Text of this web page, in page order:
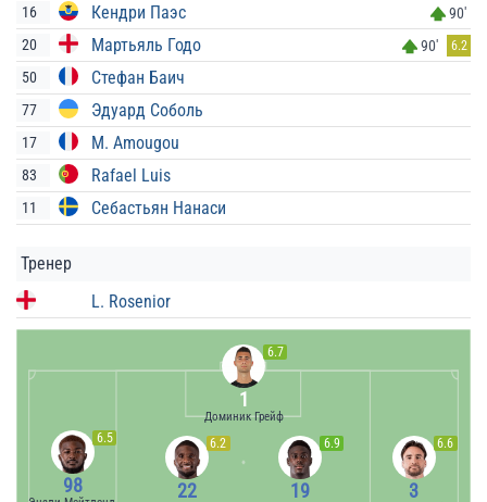
16 Кендри Паэс
90'
20
Мартьяль Годо 90' 6.2
50 Стефан Баич
77 Эдуард Соболь
17 M. Amougou
83 Rafael Luis
11 Себастьян Нанаси
Тренер
L. Rosenior
6.7
1
Доминик Грейф
6.6
3
6.9
19
6.2
22
6.5
98